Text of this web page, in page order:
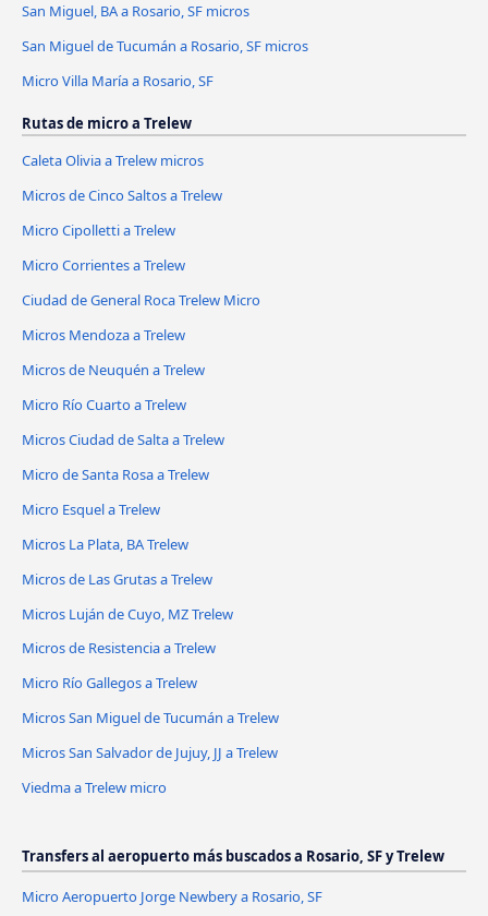
San Miguel, BA a Rosario, SF micros
San Miguel de Tucumán a Rosario, SF micros
Micro Villa María a Rosario, SF
Rutas de micro a Trelew
Caleta Olivia a Trelew micros
Micros de Cinco Saltos a Trelew
Micro Cipolletti a Trelew
Micro Corrientes a Trelew
Ciudad de General Roca Trelew Micro
Micros Mendoza a Trelew
Micros de Neuquén a Trelew
Micro Río Cuarto a Trelew
Micros Ciudad de Salta a Trelew
Micro de Santa Rosa a Trelew
Micro Esquel a Trelew
Micros La Plata, BA Trelew
Micros de Las Grutas a Trelew
Micros Luján de Cuyo, MZ Trelew
Micros de Resistencia a Trelew
Micro Río Gallegos a Trelew
Micros San Miguel de Tucumán a Trelew
Micros San Salvador de Jujuy, JJ a Trelew
Viedma a Trelew micro
Transfers al aeropuerto más buscados a Rosario, SF y Trelew
Micro Aeropuerto Jorge Newbery a Rosario, SF